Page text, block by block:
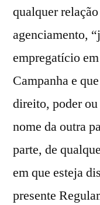
qualquer
agenciamento,
empregatício
Campanha e
direito, poder
nome da outra
parte, de
em que esteja
presente